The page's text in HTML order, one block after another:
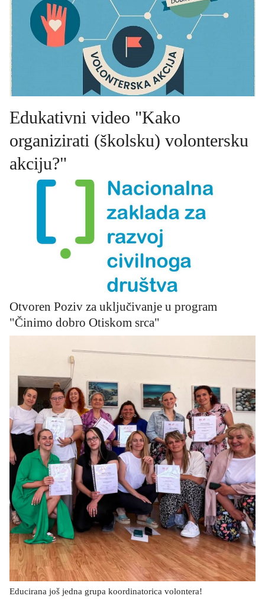
Edukativni video "Kako
organizirati (školsku) volontersku
akciju?"
Otvoren Poziv za uključivanje u program
"Činimo dobro Otiskom srca"
Educirana još jedna grupa koordinatorica volontera!